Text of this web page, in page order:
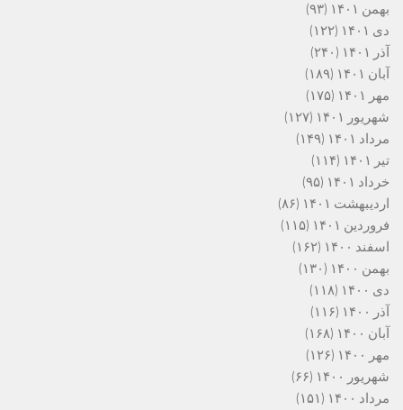
بهمن ۱۴۰۱
(۹۳)
دی ۱۴۰۱
(۱۲۲)
آذر ۱۴۰۱
(۲۴۰)
آبان ۱۴۰۱
(۱۸۹)
مهر ۱۴۰۱
(۱۷۵)
شهریور ۱۴۰۱
(۱۲۷)
مرداد ۱۴۰۱
(۱۴۹)
تیر ۱۴۰۱
(۱۱۴)
خرداد ۱۴۰۱
(۹۵)
اردیبهشت ۱۴۰۱
(۸۶)
فروردین ۱۴۰۱
(۱۱۵)
اسفند ۱۴۰۰
(۱۶۲)
بهمن ۱۴۰۰
(۱۳۰)
دی ۱۴۰۰
(۱۱۸)
آذر ۱۴۰۰
(۱۱۶)
آبان ۱۴۰۰
(۱۶۸)
مهر ۱۴۰۰
(۱۲۶)
شهریور ۱۴۰۰
(۶۶)
مرداد ۱۴۰۰
(۱۵۱)